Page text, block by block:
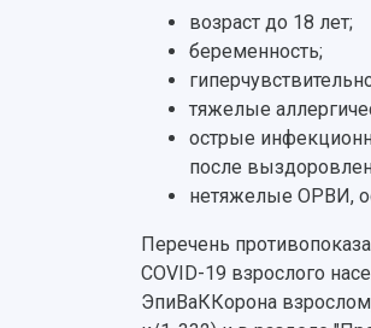
возраст до 18 лет;
беременность;
тяжелые
острые
после
нетяжелые ОРВИ,
Перечень
COVID-19 взрослого
ЭпиВаККорона